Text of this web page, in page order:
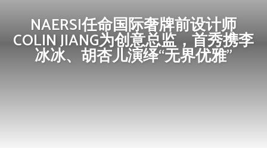
NAERSI任命国际奢牌前设计师
COLIN JIANG为创意总监，首秀携李
冰冰、胡杏儿演绎“无界优雅”